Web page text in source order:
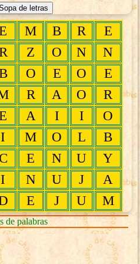
M B R
E
Z O N
N
O E O
E
R A O
R
A I I
O
I M O L
B
C E N U
Y
I N U J
A
E J U M
de palabras